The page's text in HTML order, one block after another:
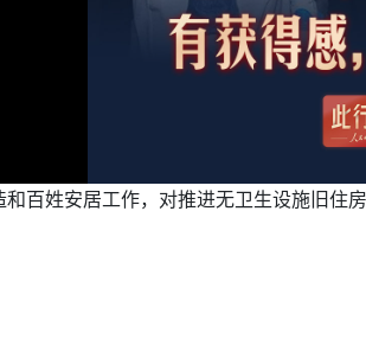
百姓安居工作，对推进无卫生设施旧住